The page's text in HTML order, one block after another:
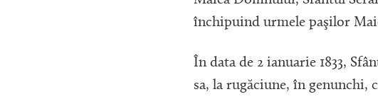
închipuind urmele paşilor
În data de 2 ianuarie 1833,
sa, la rugăciune, în